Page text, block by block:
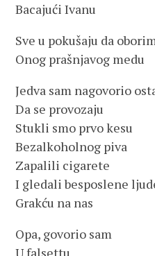
Bacajući Ivanu
Sve u pokušaju da
Onog prašnjavog medu
Jedva sam nagovorio
Da se provozaju
Stukli smo prvo kesu
Bezalkoholnog piva
Zapalili cigarete
I gledali besposlene
Grakću na nas
Opa, govorio sam
U falsettu